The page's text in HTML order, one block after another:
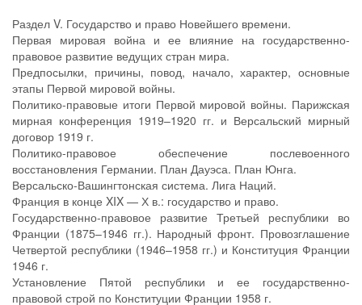
Раздел V. Государство и право Новейшего времени.
Первая мировая война и ее влияние на государственно-
правовое развитие ведущих стран мира.
Предпосылки, причины, повод, начало, характер, основные
этапы Первой мировой войны.
Политико-правовые итоги Первой мировой войны. Парижская
мирная конференция 1919–1920 гг. и Версальский мирный
договор 1919 г.
Политико-правовое обеспечение послевоенного
восстановления Германии. План Дауэса. План Юнга.
Версальско-Вашингтонская система. Лига Наций.
Франция в конце XIX — Х в.: государство и право.
Государственно-правовое развитие Третьей республики во
Франции (1875–1946 гг.). Народный фронт. Провозглашение
Четвертой республики (1946–1958 гг.) и Конституция Франции
1946 г.
Установление Пятой республики и ее государственно-
правовой строй по Конституции Франции 1958 г.